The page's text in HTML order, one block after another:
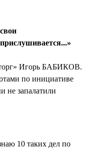
Игорь БАБИКОВ.
по инициативе
не запалатили
10 таких дел по